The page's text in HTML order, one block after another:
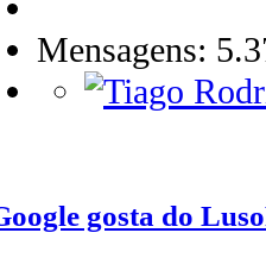
Mensagens:
gosta do